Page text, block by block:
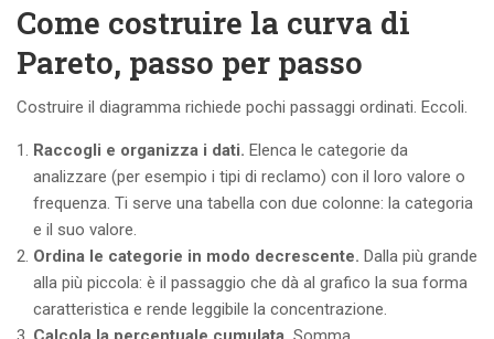
Come costruire la curva di
Pareto, passo per passo
Costruire il diagramma richiede pochi passaggi ordinati. Eccoli.
Raccogli e organizza i dati. Elenca le categorie da
analizzare (per esempio i tipi di reclamo) con il loro valore o
frequenza. Ti serve una tabella con due colonne: la categoria
e il suo valore.
Ordina le categorie in modo decrescente. Dalla più grande
alla più piccola: è il passaggio che dà al grafico la sua forma
caratteristica e rende leggibile la concentrazione.